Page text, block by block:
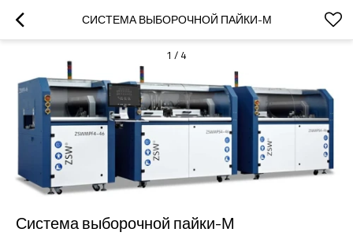
СИСТЕМА ВЫБОРОЧНОЙ ПАЙКИ-М
1 / 4
Система выборочной пайки-М